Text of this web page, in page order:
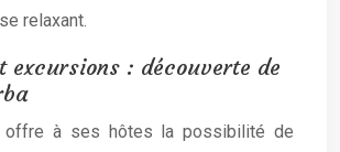
relaxant.
excursions : découverte de
offre à ses hôtes la possibilité de